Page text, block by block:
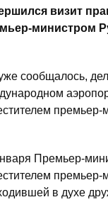
визит
министром
сообщалось,
Премьер-
в духе